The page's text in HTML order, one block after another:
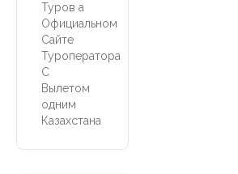
Туров а
Официальном
Сайте
Туроператора
С
Вылетом
одним
Казахстана